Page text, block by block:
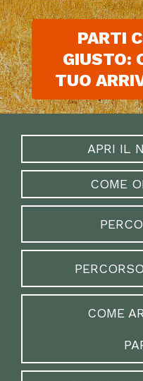
PARTI
GIUSTO:
TUO
APRI IL
COME
COME